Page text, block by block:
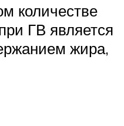
количестве
ГВ является
жира,